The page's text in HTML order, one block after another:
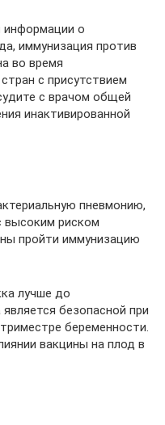
информации о
иммунизация против
во время
с присутствием
с врачом общей
инактивированной
пневмонию,
риском
пройти иммунизацию
лучше до
безопасной при
беременности.
вакцины на плод в